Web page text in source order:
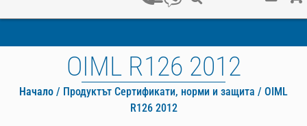
С КОЛКО ‰ ОСТАВАШ БЕЗ КОЛА?
OIML R126 2012
Начало / Продуктът Сертификати, норми и защита / OIML
R126 2012